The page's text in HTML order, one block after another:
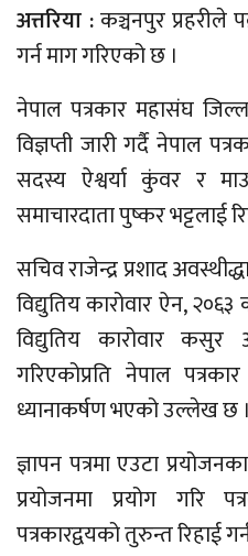
अत्तरिया :कञ्चनपुर प्रहरीले
गर्न माग गरिएको छ ।
नेपाल पत्रकार महासंघ
विज्ञप्ती जारी गर्दै नेपाल
सदस्य ऐश्वर्या कुंवर र
समाचारदाता पुष्कर भट्टलाई
सचिव राजेन्द्र प्रशाद
विद्युतिय कारोवार ऐन,
विद्युतिय कारोवार कसुर
गरिएकोप्रति नेपाल
ध्यानाकर्षण भएको उल्लेख छ ।
ज्ञापन पत्रमा एउटा
प्रयोजनमा प्रयोग गरि
पत्रकारद्वयको तुरुन्त रिहाई